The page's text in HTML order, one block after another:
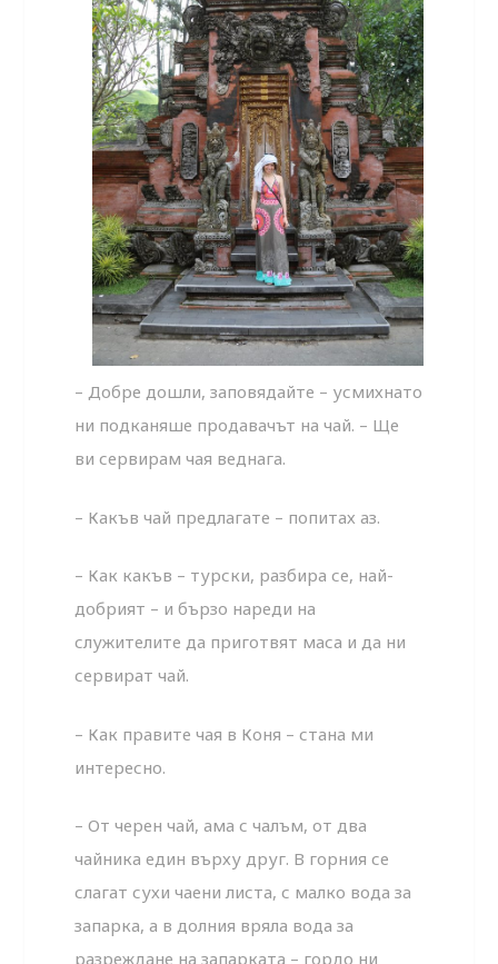
– Добре дошли, заповядайте – усмихнато
ни подканяше продавачът на чай. – Ще
ви сервирам чая веднага.
– Какъв чай предлагате – попитах аз.
– Как какъв – турски, разбира се, най-
добрият – и бързо нареди на
служителите да приготвят маса и да ни
сервират чай.
– Как правите чая в Коня – стана ми
интересно.
– От черен чай, ама с чалъм, от два
чайника един върху друг. В горния се
слагат сухи чаени листа, с малко вода за
запарка, а в долния вряла вода за
разреждане на запарката – гордо ни